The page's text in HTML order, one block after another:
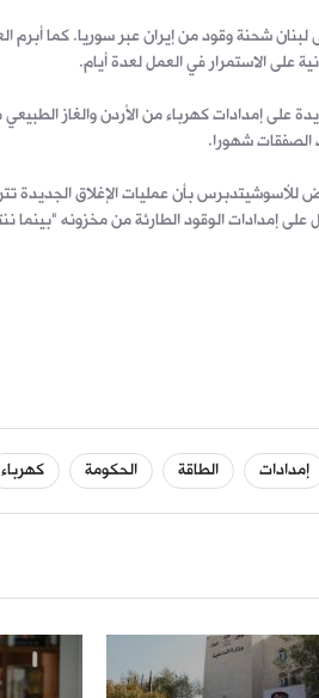
شحنة وقود من إيران عبر سوريا. كما أبرم
على الاستمرار في العمل لعدة أيام.
على إمدادات كهرباء من الأردن والغاز
الصفقات شهورا.
للأسوشيتدبرس بأن عمليات الإغلاق الجديدة
إمدادات الوقود الطارئة من مخزونه "بينما
إمدادات الطاقة الحكومة كهرباء